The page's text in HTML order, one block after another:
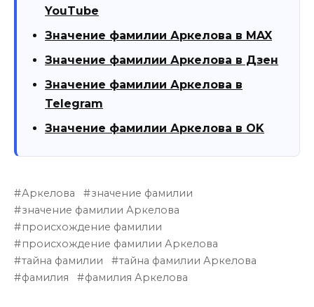
YouTube
Значение фамилии Аркелова в MAX
Значение фамилии Аркелова в Дзен
Значение фамилии Аркелова в
Telegram
Значение фамилии Аркелова в OK
Аркелова
значение фамилии
значение фамилии Аркелова
происхождение фамилии
происхождение фамилии Аркелова
тайна фамилии
тайна фамилии Аркелова
фамилия
фамилия Аркелова